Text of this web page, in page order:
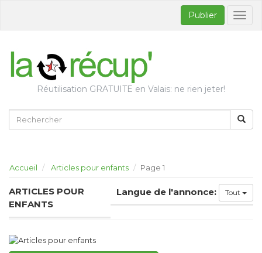
Publier
Réutilisation GRATUITE en Valais: ne rien jeter!
Accueil Articles pour enfants Page 1
ARTICLES POUR
ENFANTS
Langue de l'annonce: Tout